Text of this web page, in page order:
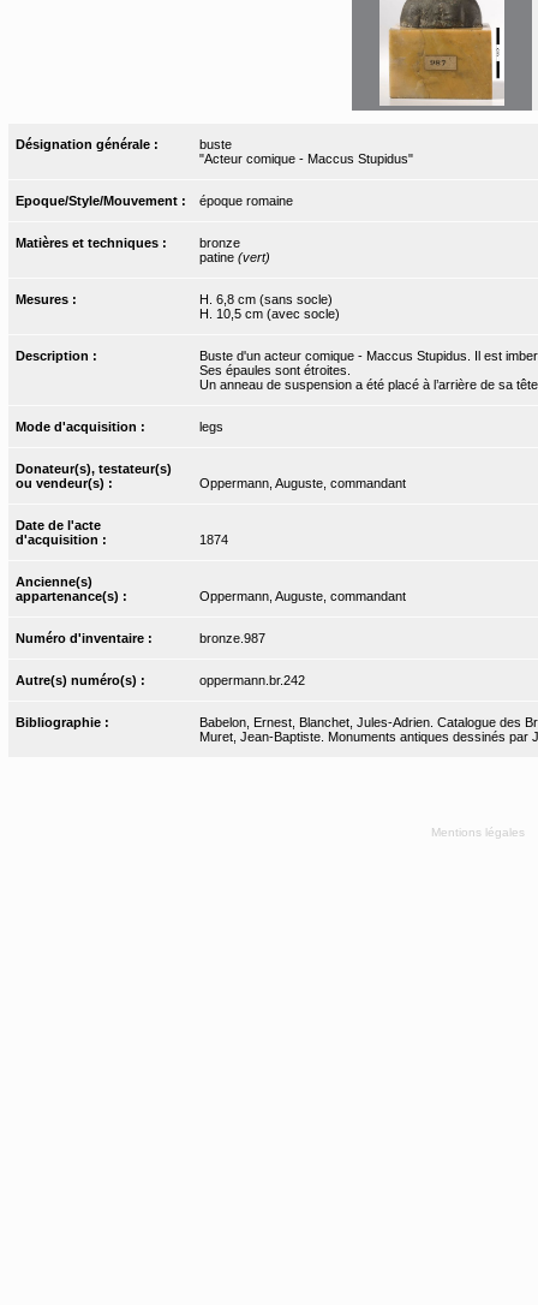
Désignation générale :
buste
"Acteur comique - Maccus Stupidus"
Epoque/Style/Mouvement : époque romaine
Matières et techniques :
bronze
patine (vert)
Mesures :
H. 6,8 cm (sans socle)
H. 10,5 cm (avec socle)
Description :
Buste d'un acteur comique - Maccus Stupidus. Il est
Ses épaules sont étroites.
Un anneau de suspension a été placé à l’arrière de sa
Mode d'acquisition : legs
Donateur(s), testateur(s)
ou vendeur(s) :
Oppermann, Auguste, commandant
Date de l'acte
d'acquisition :
1874
Ancienne(s)
appartenance(s) :
Oppermann, Auguste, commandant
Numéro d'inventaire : bronze.987
Autre(s) numéro(s) : oppermann.br.242
Bibliographie :
Babelon, Ernest, Blanchet, Jules-Adrien. Catalogue des
Muret, Jean-Baptiste. Monuments antiques dessinés par
Mentions légales